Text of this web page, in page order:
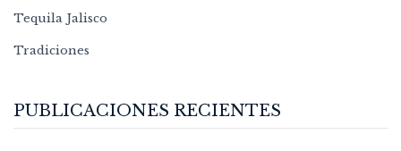
Tequila Jalisco
Tradiciones
PUBLICACIONES RECIENTES